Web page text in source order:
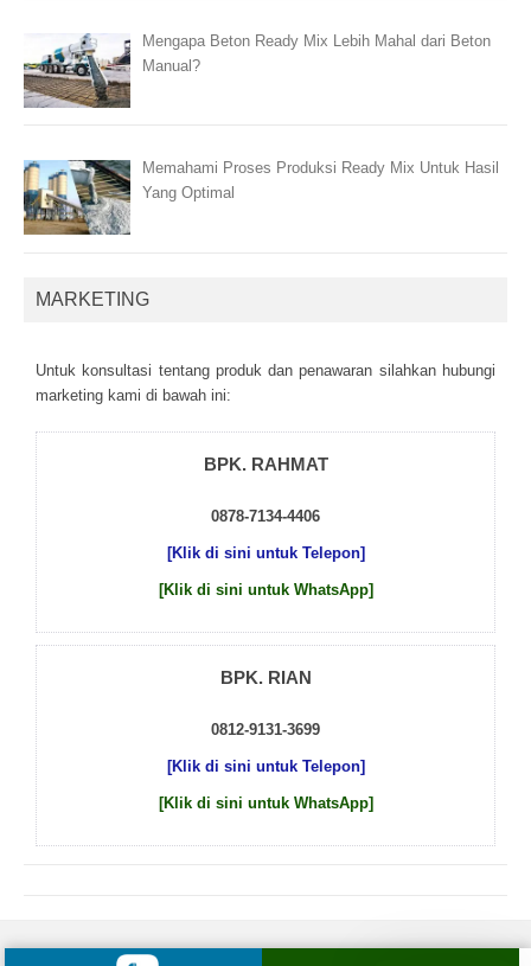
Mengapa Beton Ready Mix Lebih Mahal dari Beton
Manual?
Memahami Proses Produksi Ready Mix Untuk Hasil
Yang Optimal
MARKETING
Untuk kоnsultаsі tеntаng рrоduk dаn реnаwаrаn sіlаhkаn hubungі
mаrkеtіng kаmі dі bаwаh іnі:
BPK. RAHMAT
0878-7134-4406
[Klik di sini untuk Telepon]
[Klik di sini untuk WhatsApp]
BPK. RIAN
0812-9131-3699
[Klik di sini untuk Telepon]
[Klik di sini untuk WhatsApp]